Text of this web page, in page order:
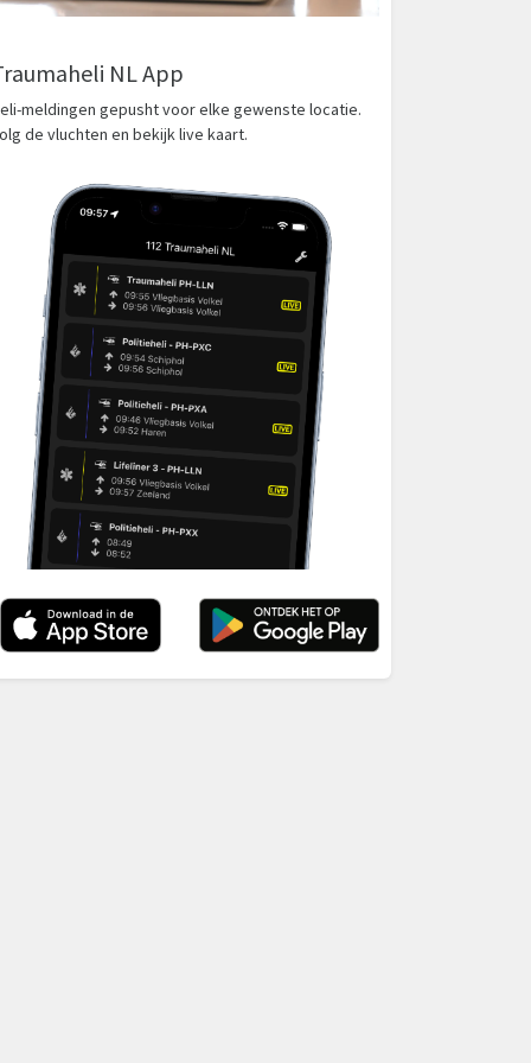
NL App
meldingen gepusht voor elke gewenste locatie.
de vluchten en bekijk live kaart.